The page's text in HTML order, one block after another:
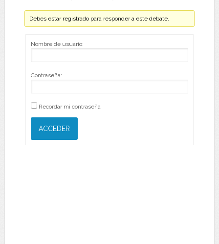
Debes estar registrado para responder a este debate.
Nombre de usuario:
Contraseña:
Recordar mi contraseña
ACCEDER